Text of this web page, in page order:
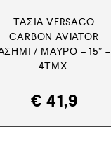
ΤΆΣΙΑ VERSACO
CARBON AVIATOR
/ ΜΑΎΡΟ – 15” –
4ΤΜΧ.
€ 41,9